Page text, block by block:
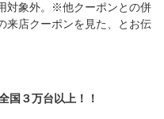
対象外。※他クーポンとの併
来店クーポンを見た、とお伝
国３万台以上！！